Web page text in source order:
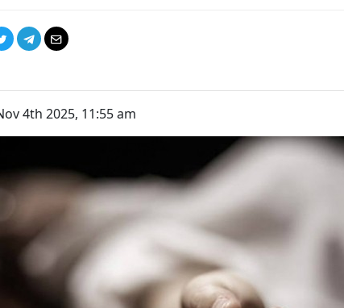
4th 2025, 11:55 am